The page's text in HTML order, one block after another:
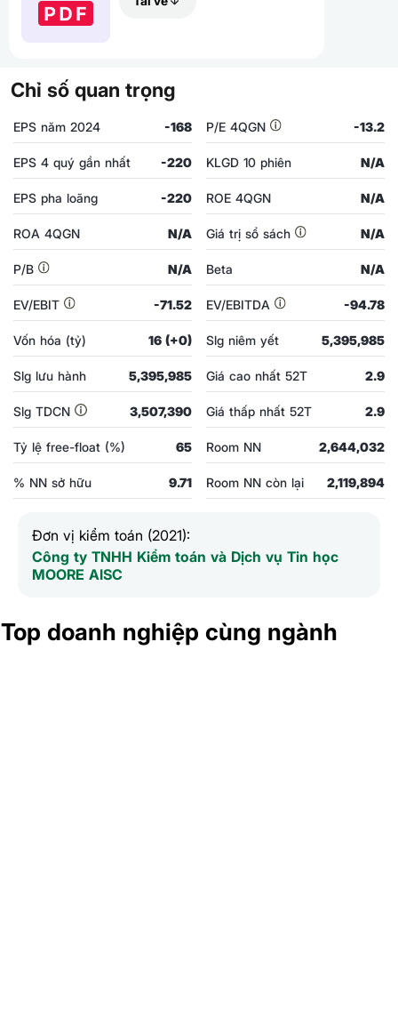
Chỉ số quan trọng
EPS năm 2024 -168 P/E 4QGN -13.2
EPS 4 quý gần nhất -220 KLGD 10 phiên N/A
EPS pha loãng -220 ROE 4QGN N/A
ROA 4QGN N/A Giá trị sổ sách N/A
P/B N/A Beta N/A
EV/EBIT -71.52 EV/EBITDA -94.78
Vốn hóa (tỷ) 16 (+0) Slg niêm yết 5,395,985
Slg lưu hành 5,395,985 Giá cao nhất 52T 2.9
Slg TDCN 3,507,390 Giá thấp nhất 52T 2.9
Tỷ lệ free-float (%) 65 Room NN 2,644,032
% NN sở hữu 9.71 Room NN còn lại 2,119,894
Đơn vị kiểm toán (2021):
Công ty TNHH Kiểm toán và Dịch vụ Tin học
MOORE AISC
Top doanh nghiệp cùng ngành